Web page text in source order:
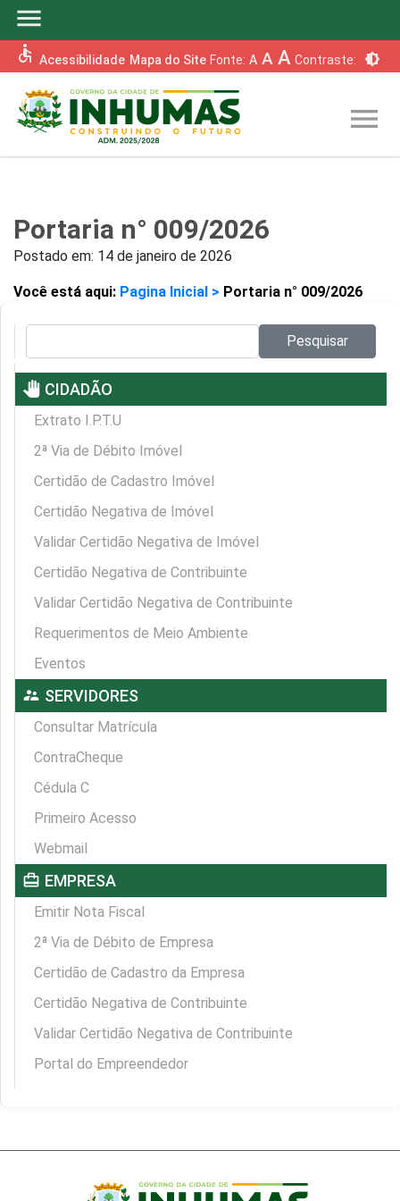
menu
accessible Acessibilidade Mapa do Site Fonte: A A A Contraste: brightness_6
menu
Portaria n° 009/2026
Postado em: 14 de janeiro de 2026
Você está aqui: Pagina Inicial > Portaria n° 009/2026
Pesquisar
pan_tool CIDADÃO
Extrato I.P.T.U
2ª Via de Débito Imóvel
Certidão de Cadastro Imóvel
Certidão Negativa de Imóvel
Validar Certidão Negativa de Imóvel
Certidão Negativa de Contribuinte
Validar Certidão Negativa de Contribuinte
Requerimentos de Meio Ambiente
Eventos
supervisor_account SERVIDORES
Consultar Matrícula
ContraCheque
Cédula C
Primeiro Acesso
Webmail
card_travel EMPRESA
Emitir Nota Fiscal
2ª Via de Débito de Empresa
Certidão de Cadastro da Empresa
Certidão Negativa de Contribuinte
Validar Certidão Negativa de Contribuinte
Portal do Empreendedor